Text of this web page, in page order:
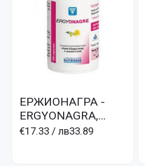
ЕРЖИОНАГРА -
ERGYONAGRA,
масло от вечерна
€17.33 / лв33.89